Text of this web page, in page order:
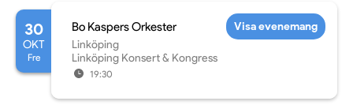
30
OKT
Fre
Bo Kaspers Orkester
Linköping
Linköping Konsert & Kongress
19:30
Visa evenemang